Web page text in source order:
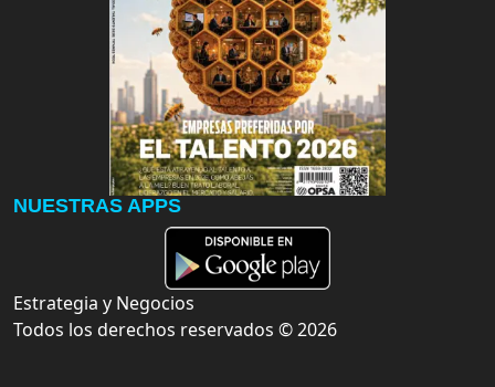
NUESTRAS APPS
Estrategia y Negocios
Todos los derechos reservados ©2026